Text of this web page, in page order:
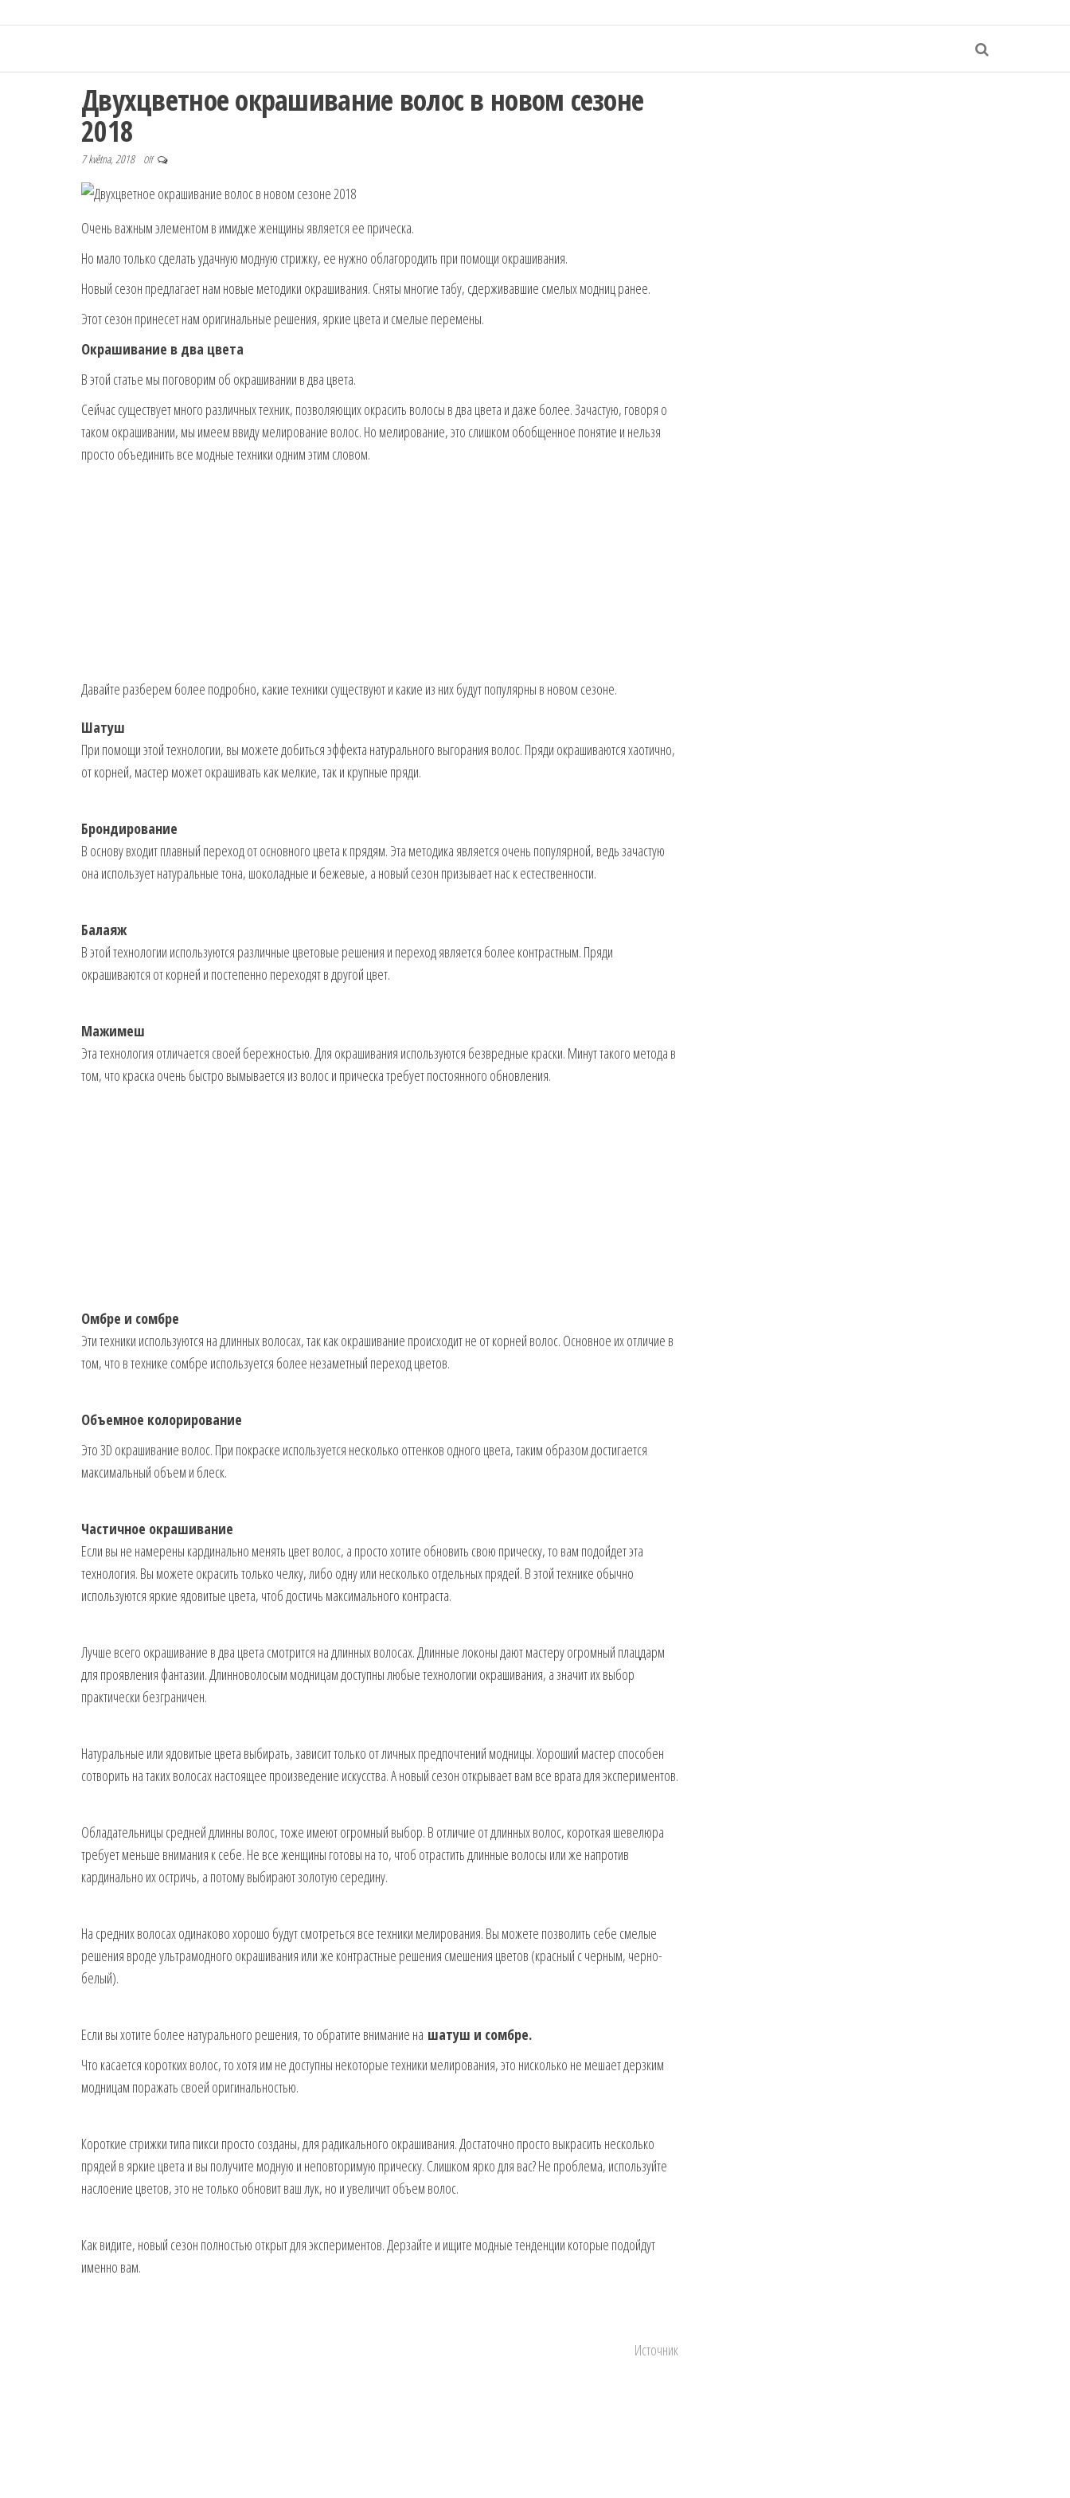
Двухцветное окрашивание волос в новом сезоне
2018
7 května, 2018 Off
Очень важным элементом в имидже женщины является ее прическа.
Но мало только сделать удачную модную стрижку, ее нужно облагородить при помощи окрашивания.
Новый сезон предлагает нам новые методики окрашивания. Сняты многие табу, сдерживавшие смелых модниц ранее.
Этот сезон принесет нам оригинальные решения, яркие цвета и смелые перемены.
Окрашивание в два цвета
В этой статье мы поговорим об окрашивании в два цвета.
Сейчас существует много различных техник, позволяющих окрасить волосы в два цвета и даже более. Зачастую, говоря о
таком окрашивании, мы имеем ввиду мелирование волос. Но мелирование, это слишком обобщенное понятие и нельзя
просто объединить все модные техники одним этим словом.
Давайте разберем более подробно, какие техники существуют и какие из них будут популярны в новом сезоне.
Шатуш
При помощи этой технологии, вы можете добиться эффекта натурального выгорания волос. Пряди окрашиваются хаотично,
от корней, мастер может окрашивать как мелкие, так и крупные пряди.
Брондирование
В основу входит плавный переход от основного цвета к прядям. Эта методика является очень популярной, ведь зачастую
она использует натуральные тона, шоколадные и бежевые, а новый сезон призывает нас к естественности.
Балаяж
В этой технологии используются различные цветовые решения и переход является более контрастным. Пряди
окрашиваются от корней и постепенно переходят в другой цвет.
Мажимеш
Эта технология отличается своей бережностью. Для окрашивания используются безвредные краски. Минут такого метода в
том, что краска очень быстро вымывается из волос и прическа требует постоянного обновления.
Омбре и сомбре
Эти техники используются на длинных волосах, так как окрашивание происходит не от корней волос. Основное их отличие в
том, что в технике сомбре используется более незаметный переход цветов.
Объемное колорирование
Это 3D окрашивание волос. При покраске используется несколько оттенков одного цвета, таким образом достигается
максимальный объем и блеск.
Частичное окрашивание
Если вы не намерены кардинально менять цвет волос, а просто хотите обновить свою прическу, то вам подойдет эта
технология. Вы можете окрасить только челку, либо одну или несколько отдельных прядей. В этой технике обычно
используются яркие ядовитые цвета, чтоб достичь максимального контраста.
Лучше всего окрашивание в два цвета смотрится на длинных волосах. Длинные локоны дают мастеру огромный плацдарм
для проявления фантазии. Длинноволосым модницам доступны любые технологии окрашивания, а значит их выбор
практически безграничен.
Натуральные или ядовитые цвета выбирать, зависит только от личных предпочтений модницы. Хороший мастер способен
сотворить на таких волосах настоящее произведение искусства. А новый сезон открывает вам все врата для экспериментов.
Обладательницы средней длинны волос, тоже имеют огромный выбор. В отличие от длинных волос, короткая шевелюра
требует меньше внимания к себе. Не все женщины готовы на то, чтоб отрастить длинные волосы или же напротив
кардинально их остричь, а потому выбирают золотую середину.
На средних волосах одинаково хорошо будут смотреться все техники мелирования. Вы можете позволить себе смелые
решения вроде ультрамодного окрашивания или же контрастные решения смешения цветов (красный с черным, черно-
белый).
Если вы хотите более натурального решения, то обратите внимание на шатуш и сомбре.
Что касается коротких волос, то хотя им не доступны некоторые техники мелирования, это нисколько не мешает дерзким
модницам поражать своей оригинальностью.
Короткие стрижки типа пикси просто созданы, для радикального окрашивания. Достаточно просто выкрасить несколько
прядей в яркие цвета и вы получите модную и неповторимую прическу. Слишком ярко для вас? Не проблема, используйте
наслоение цветов, это не только обновит ваш лук, но и увеличит объем волос.
Как видите, новый сезон полностью открыт для экспериментов. Дерзайте и ищите модные тенденции которые подойдут
именно вам.
Источник